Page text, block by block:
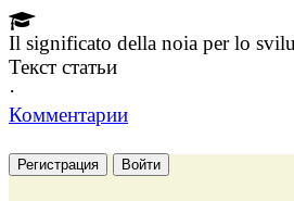
Il significato della noia per lo
Текст статьи
·
Комментарии
Регистрация Войти